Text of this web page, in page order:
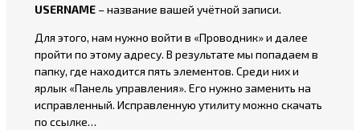
USERNAME – название вашей учётной записи.
Для этого, нам нужно войти в «Проводник» и далее
пройти по этому адресу. В результате мы попадаем в
папку, где находится пять элементов. Среди них и
ярлык «Панель управления». Его нужно заменить на
исправленный. Исправленную утилиту можно скачать
по ссылке…